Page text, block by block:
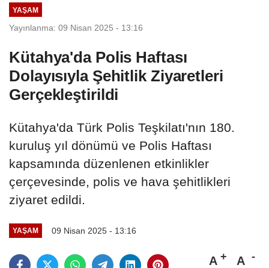
YAŞAM
Yayınlanma: 09 Nisan 2025 - 13:16
Kütahya'da Polis Haftası
Dolayısıyla Şehitlik Ziyaretleri
Gerçekleştirildi
Kütahya'da Türk Polis Teşkilatı'nın 180.
kuruluş yıl dönümü ve Polis Haftası
kapsamında düzenlenen etkinlikler
çerçevesinde, polis ve hava şehitlikleri
ziyaret edildi.
YAŞAM 09 Nisan 2025 - 13:16
A A